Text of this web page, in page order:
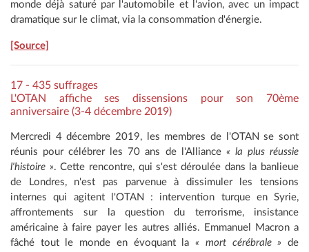
monde déjà saturé par l'automobile et l'avion, avec un impact
dramatique sur le climat, via la consommation d'énergie.
[Source]
17 - 435 suffrages
L'OTAN affiche ses dissensions pour son 70ème
anniversaire (3-4 décembre 2019)
Mercredi 4 décembre 2019, les membres de l'OTAN se sont
réunis pour célébrer les 70 ans de l'Alliance « la plus réussie
l'histoire ». Cette rencontre, qui s'est déroulée dans la banlieue
de Londres, n'est pas parvenue à dissimuler les tensions
internes qui agitent l'OTAN : intervention turque en Syrie,
affrontements sur la question du terrorisme, insistance
américaine à faire payer les autres alliés. Emmanuel Macron a
fâché tout le monde en évoquant la« mort cérébrale » de